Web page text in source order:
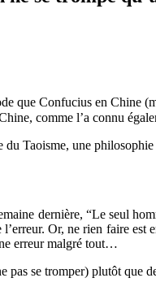
que Confucius en Chine
comme l’a connu
du Taoisme, une
dernière, “Le seul
l’erreur. Or, ne rien faire
erreur malgré tout…
pas se tromper) plutôt que